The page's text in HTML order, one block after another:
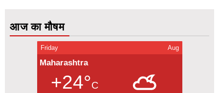
आज का मौषम
Friday Aug
Maharashtra
+24°C